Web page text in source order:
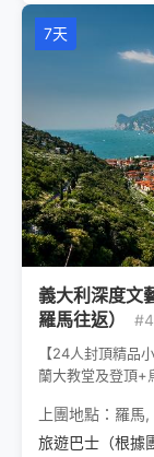
7天
義大利深度文
羅馬往返）
【24人封頂精品
蘭大教堂及登頂+
上團地點： 羅馬,
旅遊巴士（根據